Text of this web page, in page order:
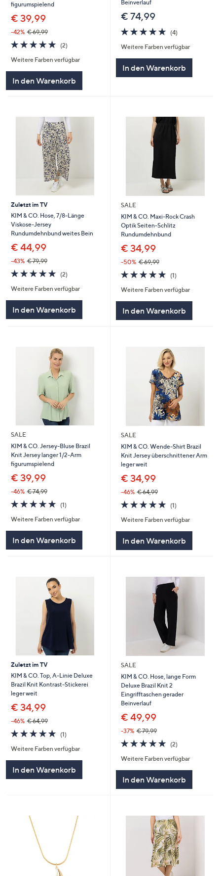
figurumspielend
€ 39,99
-42% € 69,99
5.0
von
5
(2)2
Weitere Farben verfügbar
In den Warenkorb
Beinverlauf
€ 74,99
5.0
von
5
(4)4
Weitere Farben verfügbar
In den Warenkorb
Zuletzt im TV
KIM & CO. Hose, 7/8-Länge
Viskose-Jersey
Rundumdehnbund weites Bein
€ 44,99
-43% € 79,99
5.0
von
5
(2)2
Weitere Farben verfügbar
In den Warenkorb
SALE
KIM & CO. Maxi-Rock Crash
Optik Seiten-Schlitz
Rundumdehnbund
€ 34,99
-50% € 69,99
5.0
von
5
(1)1
Weitere Farben verfügbar
In den Warenkorb
SALE
KIM & CO. Jersey-Bluse Brazil
Knit Jersey langer 1/2-Arm
figurumspielend
€ 39,99
-46% € 74,99
5.0
von
5
(1)1
Weitere Farben verfügbar
In den Warenkorb
SALE
KIM & CO. Wende-Shirt Brazil
Knit Jersey überschnittener Arm
leger weit
€ 34,99
-46% € 64,99
5.0
von
5
(1)1
Weitere Farben verfügbar
In den Warenkorb
Zuletzt im TV
KIM & CO. Top, A-Linie Deluxe
Brazil Knit Kontrast-Stickerei
leger weit
€ 34,99
-46% € 64,99
5.0
von
5
(1)1
Weitere Farben verfügbar
In den Warenkorb
SALE
KIM & CO. Hose, lange Form
Deluxe Brazil Knit 2
Eingrifftaschen gerader
Beinverlauf
€ 49,99
-37% € 79,99
5.0
von
5
(2)2
Weitere Farben verfügbar
In den Warenkorb